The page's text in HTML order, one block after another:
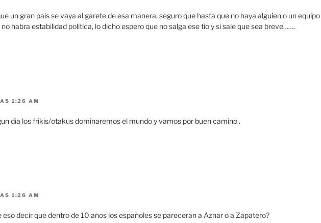
un gran pais se vaya al garete de esa manera, seguro que hasta que no haya alguien o un equipo
habra estabilidad politica, lo dicho espero que no salga ese tio y si sale que sea breve…….
1:26 AM
dia los frikis/otakus dominaremos el mundo y vamos por buen camino .
1:26 AM
decir que dentro de 10 años los españoles se pareceran a Aznar o a Zapatero?